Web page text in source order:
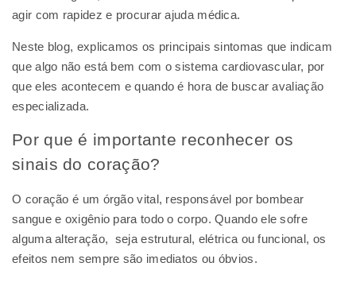
agir com rapidez e procurar ajuda médica.
Neste blog, explicamos os principais sintomas que indicam
que algo não está bem com o sistema cardiovascular, por
que eles acontecem e quando é hora de buscar avaliação
especializada.
Por que é importante reconhecer os
sinais do coração?
O coração é um órgão vital, responsável por bombear
sangue e oxigênio para todo o corpo. Quando ele sofre
alguma alteração, seja estrutural, elétrica ou funcional, os
efeitos nem sempre são imediatos ou óbvios.